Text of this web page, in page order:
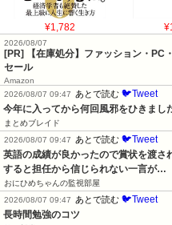
¥1,782
2026/08/07
[PR] 【在庫処分】ファッション・PC
セール
Amazon
2026/08/07 09:47
あとで読む 🐦Tweet
今年に入ってから何回風邪をひきまし
まとめブレイド
2026/08/07 09:47
あとで読む 🐦Tweet
英語の成績が良かったので賞状を渡さ
すると担任から信じられない一言が…
おにひめちゃんの監視部屋
2026/08/07 09:47
あとで読む 🐦Tweet
長時間勉強のコツ